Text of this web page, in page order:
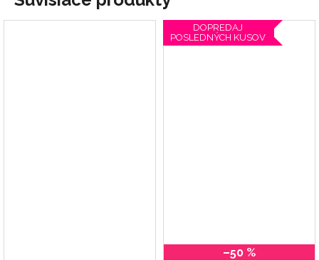
DOPREDAJ
POSLEDNÝCH KUSOV
–50 %